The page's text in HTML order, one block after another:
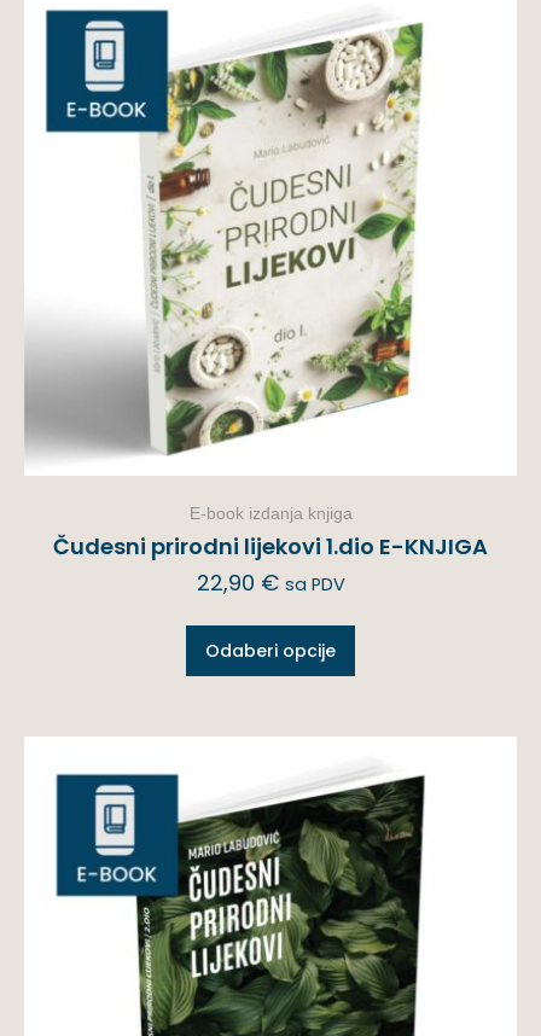
E-book izdanja knjiga
Čudesni prirodni lijekovi 1.dio E-KNJIGA
22,90 € sa PDV
Odaberi opcije